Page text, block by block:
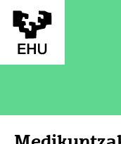
Eduki nagusira joan